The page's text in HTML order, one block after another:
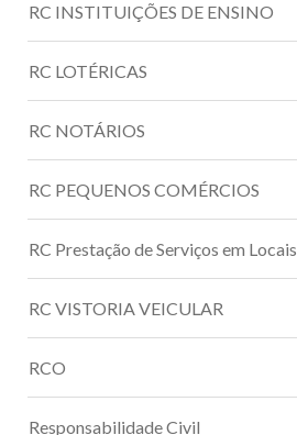
RC INSTITUIÇÕES DE ENSINO
RC LOTÉRICAS
RC NOTÁRIOS
RC PEQUENOS COMÉRCIOS
RC Prestação de Serviços em Locais
RC VISTORIA VEICULAR
RCO
Responsabilidade Civil